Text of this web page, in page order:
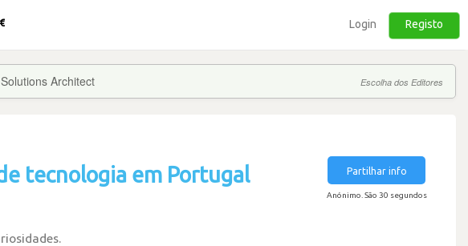
Login Registo
Architect Escolha dos Editores
tecnologia em Portugal
Partilhar info
Anónimo. São 30 segundos